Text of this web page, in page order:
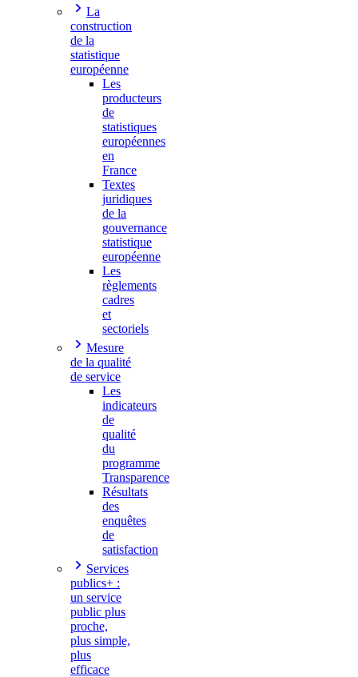
La
construction
de la
statistique
européenne
Les
producteurs
de
statistiques
européennes
en
France
Textes
juridiques
de la
gouvernance
statistique
européenne
Les
règlements
cadres
et
sectoriels
Mesure
de la qualité
de service
Les
indicateurs
de
qualité
du
programme
Transparence
Résultats
des
enquêtes
de
satisfaction
Services
publics+ :
un service
public plus
proche,
plus simple,
plus
efficace